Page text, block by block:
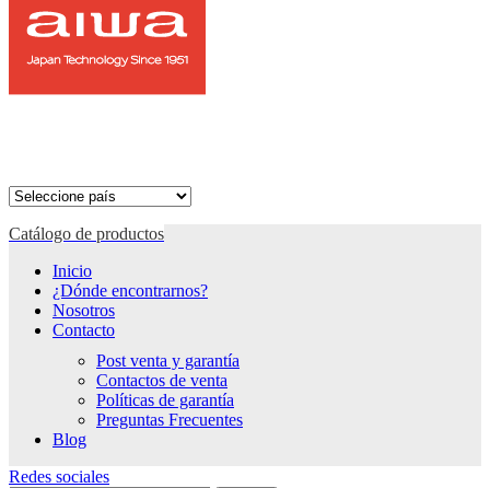
Catálogo de productos
Inicio
¿Dónde encontrarnos?
Nosotros
Contacto
Post venta y garantía
Contactos de venta
Políticas de garantía
Preguntas Frecuentes
Blog
Redes sociales